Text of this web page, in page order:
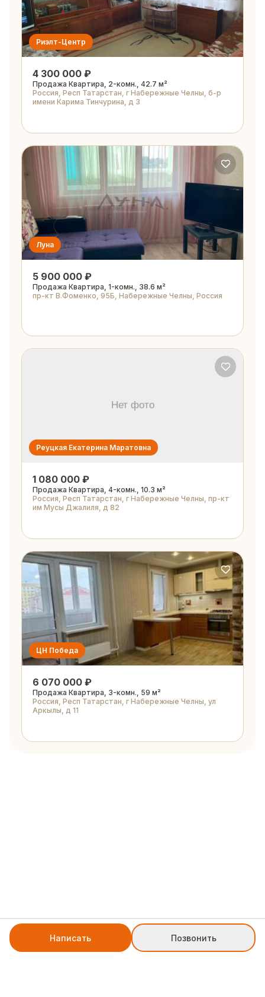
Написать Позвонить
Риэлт-Центр
4 300 000 ₽
Продажа Квартира, 2-комн., 42.7 м²
Россия, Респ Татарстан, г Набережные Челны, б-р
имени Карима Тинчурина, д 3
Луна
5 900 000 ₽
Продажа Квартира, 1-комн., 38.6 м²
пр-кт В.Фоменко, 95Б, Набережные Челны, Россия
Реуцкая Екатерина Маратовна
1 080 000 ₽
Продажа Квартира, 4-комн., 10.3 м²
Россия, Респ Татарстан, г Набережные Челны, пр-кт
им Мусы Джалиля, д 82
ЦН Победа
6 070 000 ₽
Продажа Квартира, 3-комн., 59 м²
Россия, Респ Татарстан, г Набережные Челны, ул
Аркылы, д 11